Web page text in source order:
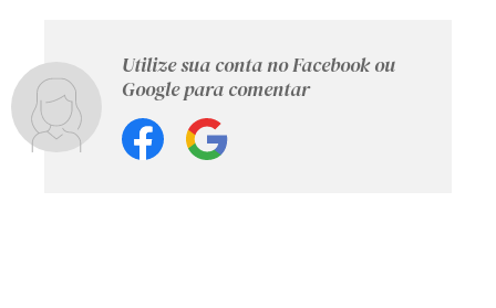
Utilize sua conta no Facebook ou
Google para comentar